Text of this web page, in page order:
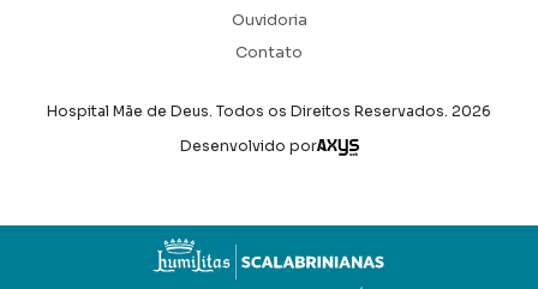
Ouvidoria
Contato
Hospital Mãe de Deus. Todos os Direitos Reservados. 2026
Desenvolvido por
Axysweb